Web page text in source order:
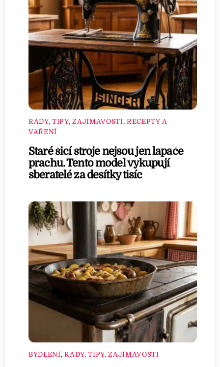
RADY, TIPY, ZAJÍMAVOSTI, RECEPTY A
VAŘENÍ
Staré šicí stroje nejsou jen lapače
prachu. Tento model vykupují
sběratelé za desítky tisíc
BYDLENÍ,RADY, TIPY, ZAJÍMAVOSTI